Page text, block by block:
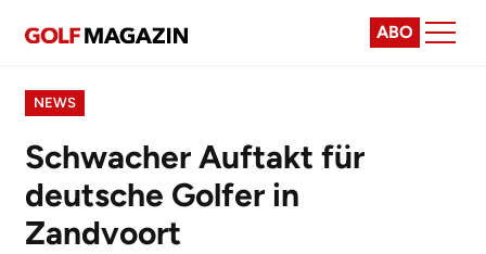
ABO
NEWS
Schwacher Auftakt für
deutsche Golfer in
Zandvoort